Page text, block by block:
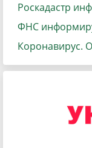
Роскадастр
ФНС
Коронавирус.